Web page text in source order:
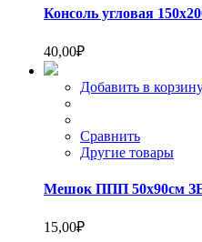
Консоль угловая
40,00₽
Добавить в
Сравнить
Другие товары
Мешок ППП 50х90см
15,00₽